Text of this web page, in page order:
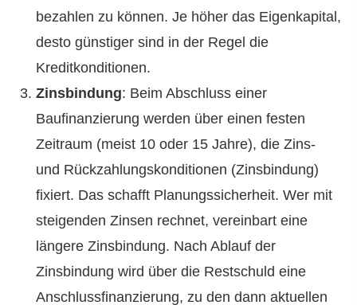
bezahlen zu können. Je höher das Eigenkapital,
desto günstiger sind in der Regel die
Kreditkonditionen.
Zinsbindung: Beim Abschluss einer
Baufinanzierung werden über einen festen
Zeitraum (meist 10 oder 15 Jahre), die Zins-
und Rückzahlungskonditionen (Zinsbindung)
fixiert. Das schafft Planungssicherheit. Wer mit
steigenden Zinsen rechnet, vereinbart eine
längere Zinsbindung. Nach Ablauf der
Zinsbindung wird über die Restschuld eine
Anschlussfinanzierung, zu den dann aktuellen